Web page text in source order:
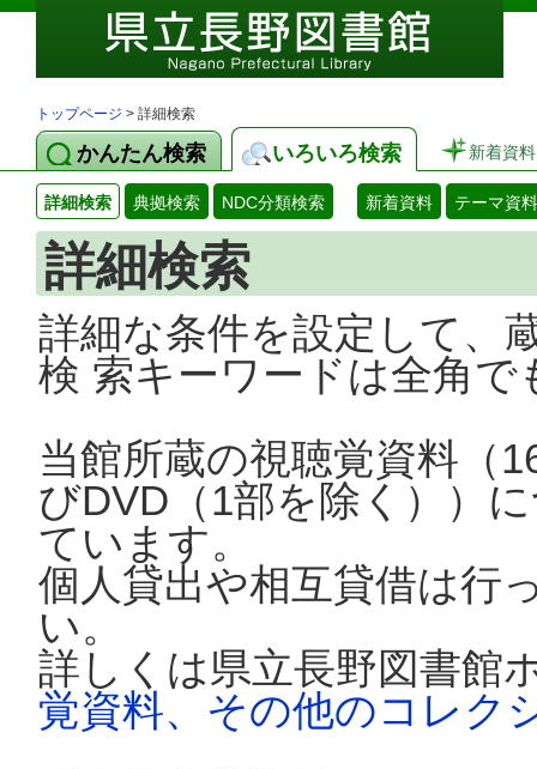
トップページ > 詳細検索
かんたん検索 いろいろ検索 新着資料
詳細検索 典拠検索 NDC分類検索 新着資料 テーマ資料
詳細検索
詳細な条件を設定して、
検 索キーワードは全角
当館所蔵の視聴覚資料（
びDVD（1部を除く））
ています。
個人貸出や相互貸借は行
い。
詳しくは県立長野図書館
覚資料、その他のコレク